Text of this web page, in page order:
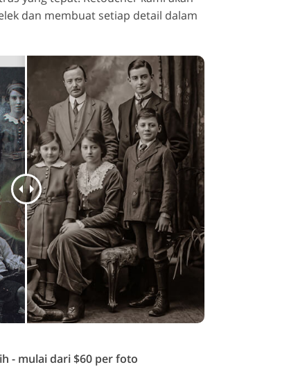
dan membuat setiap detail dalam
- mulai dari $60 per foto